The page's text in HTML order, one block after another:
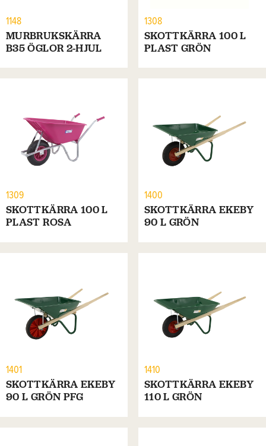
1148
MURBRUKSKÄRRA
B35 ÖGLOR 2-HJUL
1308
SKOTTKÄRRA 100 L
PLAST GRÖN
1309
SKOTTKÄRRA 100 L
PLAST ROSA
1400
SKOTTKÄRRA EKEBY
90 L GRÖN
1401
SKOTTKÄRRA EKEBY
90 L GRÖN PFG
1410
SKOTTKÄRRA EKEBY
110 L GRÖN